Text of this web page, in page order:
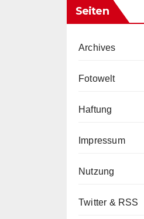
Seiten
Archives
Fotowelt
Haftung
Impressum
Nutzung
Twitter & RSS